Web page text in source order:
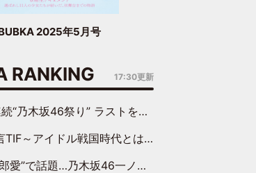
2025年5月号
RANKING 17:30更新
” ラストを飾るのは賀喜遥香…5年ぶりの登場に「5年分大人になった私を見ていただけたら」
なんだったのか～』第6回：でんぱ組.inc・古川未鈴×相沢梨紗「『ハロプロやりたかったな』って言ったら、夢眠ねむさんに『てめえはでんぱ組．incなんだよ！』って肩パンされて(笑)」
…乃木坂46一ノ瀬美空、地元福岡『めんべい25周年トップサポーター』に就任